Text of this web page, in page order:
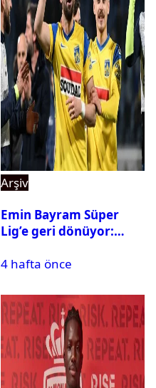
Arşiv
Emin Bayram Süper
Lig’e geri dönüyor:
4 hafta önce